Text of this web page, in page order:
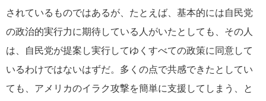
されているものではあるが、たとえば、基本的には自民党
の政治的実行力に期待している人がいたとしても、その人
は、自民党が提案し実行してゆくすべての政策に同意して
いるわけではないはずだ。多くの点で共感できたとしてい
ても、アメリカのイラク攻撃を簡単に支援してしまう、と